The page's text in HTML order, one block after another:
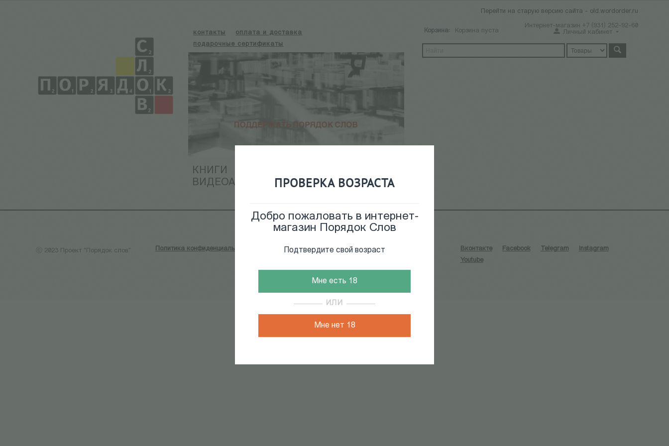
ПРОВЕРКА ВОЗРАСТА
Добро пожаловать в интернет-
магазин Порядок Слов
Подтвердите свой возраст
Мне есть 18
ИЛИ
Мне нет 18
Перейти на старую версию сайта - old.wordorder.ru
Интернет-магазин +7 (931) 252-92-60
контакты
оплата и доставка
подарочные сертификаты
КНИГИ
ВИДЕОАРХИВ
Корзина: Корзина пуста Личный кабинет
ⓒ 2023 Проект "Порядок слов" Политика конфиденциальности Вконтакте Facebook Telegram
Instagram
Youtube